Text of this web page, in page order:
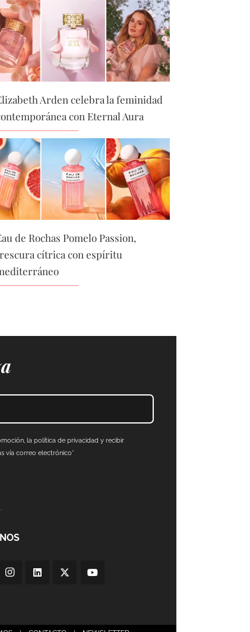
Arden celebra la feminidad
con Eternal Aura
de Rochas Pomelo Passion,
cítrica con espíritu
la política de privacidad y recibir
vía correo electrónico*